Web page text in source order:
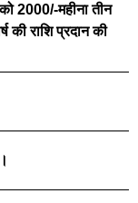
2000/-महीना तीन
की राशि प्रदान की